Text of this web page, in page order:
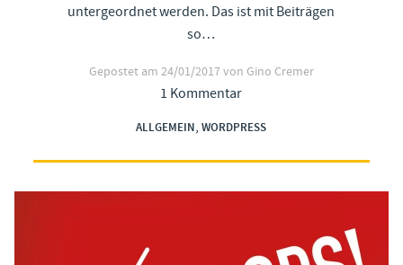
untergeordnet werden. Das ist mit Beiträgen
so…
Gepostet am 24/01/2017von Gino Cremer
1 Kommentar
ALLGEMEIN,WORDPRESS